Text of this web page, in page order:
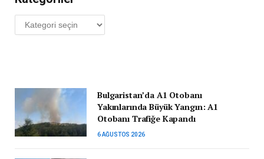
Kategoriler
Bulgaristan’da A1 Otobanı
Yakınlarında Büyük Yangın: A1
Otobanı Trafiğe Kapandı
6 AĞUSTOS 2026